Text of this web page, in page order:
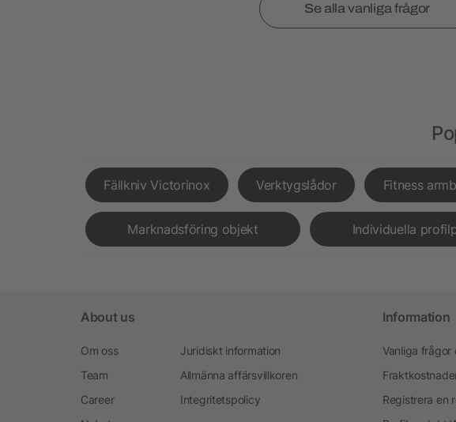
Se alla vanliga frågor
Fällkniv Victorinox Verktygslådor Fitness
Marknadsföring objekt Individuella
About us
Om oss
Team
Career
Juridiskt information
Allmänna affärsvillkoren
Integritetspolicy
Information
Vanliga frågor
Registrera en